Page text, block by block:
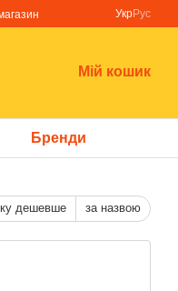
УкрРус
Мій кошик
Бренди
дешевше за назвою